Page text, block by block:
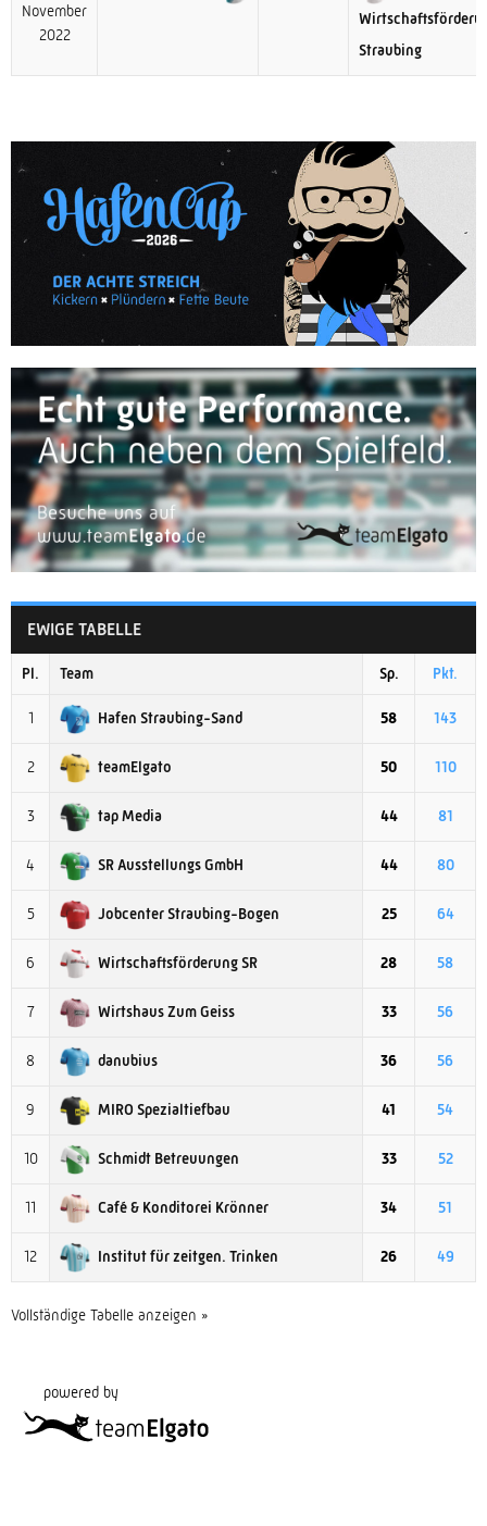
November
2022
Straubing
EWIGE TABELLE
Pl. Team Sp. Pkt.
1 Hafen Straubing-Sand 58 143
2 teamElgato 50 110
3 tap Media 44 81
4 SR Ausstellungs GmbH 44 80
5 Jobcenter Straubing-Bogen 25 64
6 Wirtschaftsförderung SR 28 58
7 Wirtshaus Zum Geiss 33 56
8 danubius 36 56
9 MIRO Spezialtiefbau 41 54
10 Schmidt Betreuungen 33 52
11 Café & Konditorei Krönner 34 51
12 Institut für zeitgen. Trinken 26 49
Vollständige Tabelle anzeigen »
powered by